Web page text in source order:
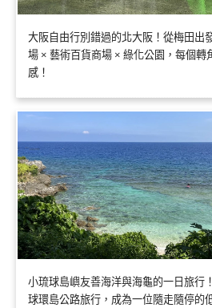
大阪自由行別錯過的北大阪！從梅田出
場 × 藝術百貨商場 × 綠化公園，每個轉
感！
小琉球島嶼友善海洋與海龜的一日旅行
球環島公路旅行，成為一位隨走隨停的